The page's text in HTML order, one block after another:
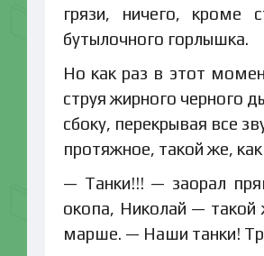
грязи, ничего, кроме
бутылочного горлышка.
Но как раз в этот
струя жирного черного
сбоку, перекрывая все
протяжное, такой же,
— Танки!!! — заорал
окопа, Николай — такой
марше. — Наши танки!